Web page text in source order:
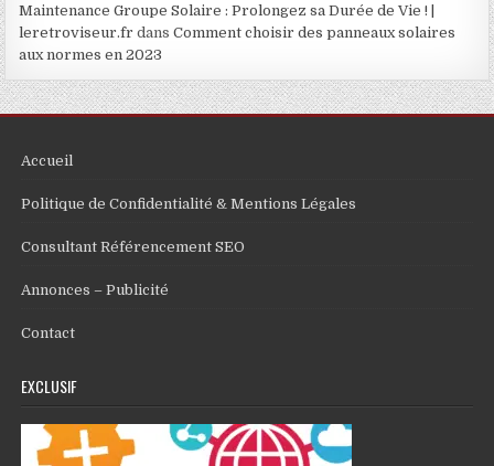
Maintenance Groupe Solaire : Prolongez sa Durée de Vie ! |
leretroviseur.fr dansComment choisir des panneaux solaires
aux normes en 2023
Accueil
Politique de Confidentialité & Mentions Légales
Consultant Référencement SEO
Annonces – Publicité
Contact
EXCLUSIF